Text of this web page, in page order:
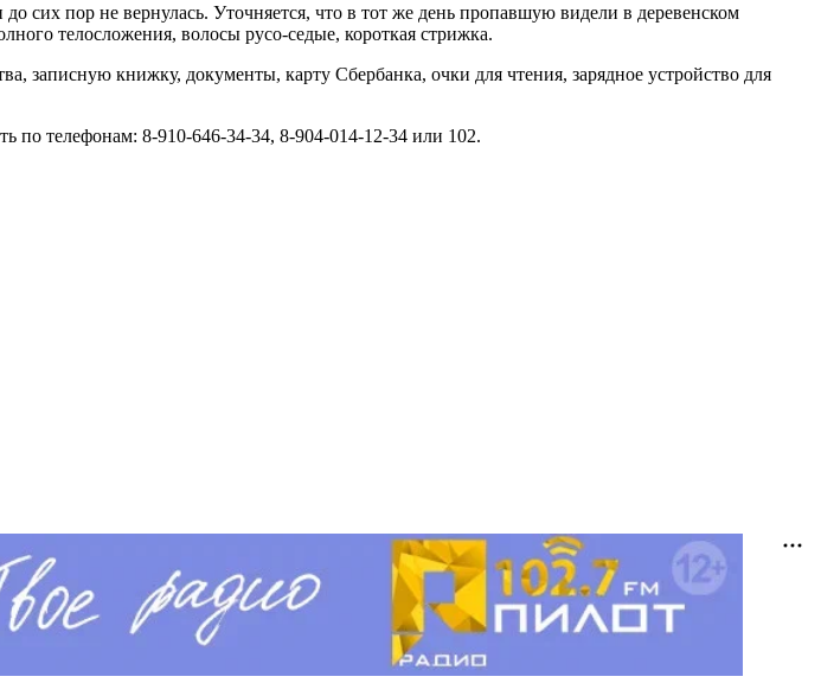
пор не вернулась. Уточняется, что в тот же день пропавшую видели в деревенском
телосложения, волосы русо-седые, короткая стрижка.
записную книжку, документы, карту Сбербанка, очки для чтения, зарядное устройство для
по телефонам: 8-910-646-34-34, 8-904-014-12-34 или 102.